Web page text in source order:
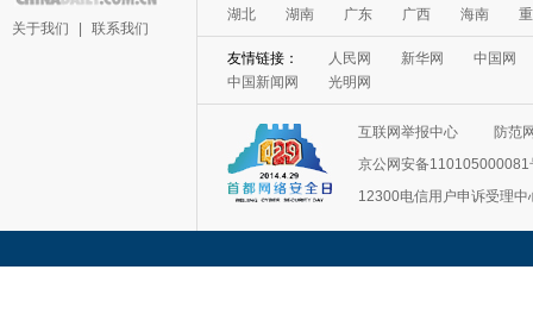
关于我们 联系我们
湖北
湖南 广东 广西 海南
友情链接： 人民网 新华网
中国网
中国新闻网
光明网
互联网举报中心
防范
京公网安备110105000081
12300电信用户申诉受理中